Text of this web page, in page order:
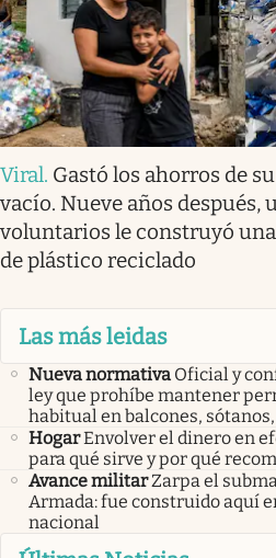
Viral. Gastó los ahorros de
vacío. Nueve años después,
voluntarios le construyó
de plástico reciclado
Las más leidas
Nueva normativa Oficial y
ley que prohíbe mantener
habitual en balcones,
HogarEnvolver el dinero en
para qué sirve y por qué
Avance militarZarpa el
Armada: fue construido aquí
nacional